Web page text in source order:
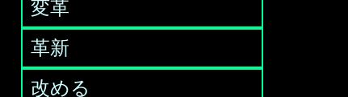
変革
革新
改める